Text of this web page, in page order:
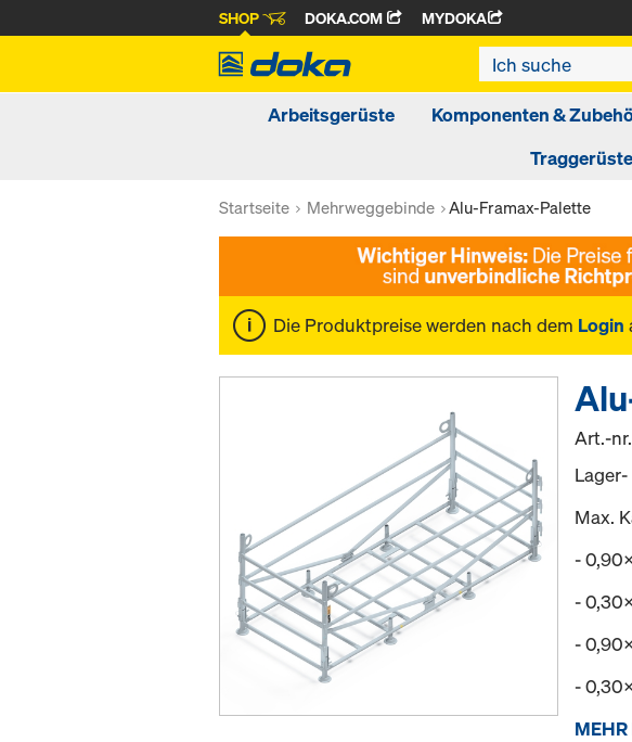
SHOP DOKA.COM MYDOKA
Arbeitsgerüste Komponenten &
Traggerüste
Startseite Mehrweggebinde Alu-Framax-Palette
Die Produktpreise werden nach dem Login
Art.-
Max.
-
-
-
-